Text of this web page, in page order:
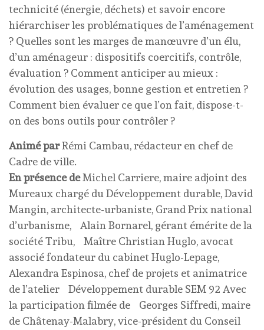
technicité (énergie, déchets) et savoir encore
hiérarchiser les problématiques de l’aménagement
? Quelles sont les marges de manœuvre d’un élu,
d’un aménageur : dispositifs coercitifs, contrôle,
évaluation ? Comment anticiper au mieux :
évolution des usages, bonne gestion et entretien ?
Comment bien évaluer ce que l’on fait, dispose-t-
on des bons outils pour contrôler ?
Animé parRémi Cambau, rédacteur en chef de
Cadre de ville.
En présence deMichel Carriere, maire adjoint des
Mureaux chargé du Développement durable, David
Mangin, architecte-urbaniste, Grand Prix national
d’urbanisme, Alain Bornarel, gérant émérite de la
société Tribu, Maître Christian Huglo, avocat
associé fondateur du cabinet Huglo-Lepage,
Alexandra Espinosa, chef de projets et animatrice
de l’atelier Développement durable SEM 92 Avec
la participation filmée de Georges Siffredi, maire
de Châtenay-Malabry, vice-président du Conseil